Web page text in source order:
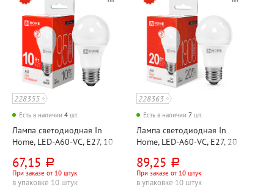
228355
Есть в наличии 4 шт.
Лампа светодиодная In
Home, LED-А60-VC, E27, 10
220В, 950лм
67,15 руб.
При заказе от 10 штук
в упаковке 10 штук
228363
Есть в наличии 7 шт.
Лампа светодиодная In
Home, LED-А60-VC, E27, 20
230В, 1900лм
89,25 руб.
При заказе от 10 штук
в упаковке 10 штук